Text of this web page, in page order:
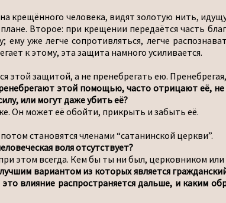
крещённого человека, видят золотую нить,
Второе: при крещении передаётся часть
уже легче сопротивляться, легче
к этому, эта защита намного усиливается.
этой защитой, а не пренебрегать ею.
этой помощью, часто отрицают её,
или могут даже убить её?
Он может её обойти, прикрыть и забыть её.
становятся членами “сатанинской церкви”.
воля отсутствует?
этом всегда. Кем бы ты ни был, церковником
вариантом из которых является
влияние распространяется дальше, и каким